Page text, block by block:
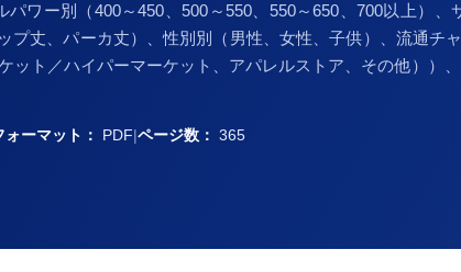
ワー別（400～450、500～550、550～650、700以上）、
丈、パーカ丈）、性別別（男性、女性、子供）、流通チ
ト／ハイパーマーケット、アパレルストア、その他））
ォーマット： PDF|ページ数： 365